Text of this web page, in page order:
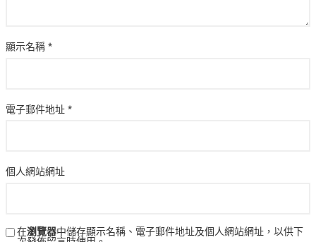
顯示名稱 *
電子郵件地址 *
個人網站網址
在瀏覽器中儲存顯示名稱、電子郵件地址及個人網站網址，以供下